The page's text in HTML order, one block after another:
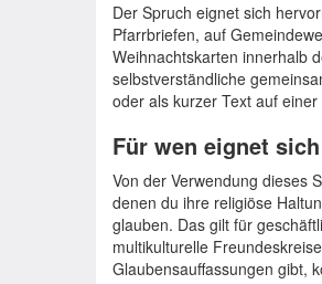
Der Spruch eignet sich
Pfarrbriefen, auf
Weihnachtskarten innerhalb
selbstverständliche
oder als kurzer Text auf
Für wen eignet
Von der Verwendung dieses
denen du ihre religiöse
glauben. Das gilt für
multikulturelle
Glaubensauffassungen gibt,